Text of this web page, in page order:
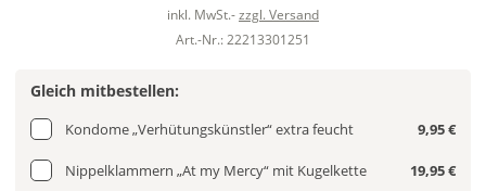
inkl. MwSt.-zzgl. Versand
Art.-Nr.: 22213301251
Gleich mitbestellen:
Kondome „Verhütungskünstler“ extra feucht 9,95 €
Nippelklammern „At my Mercy“ mit Kugelkette 19,95 €